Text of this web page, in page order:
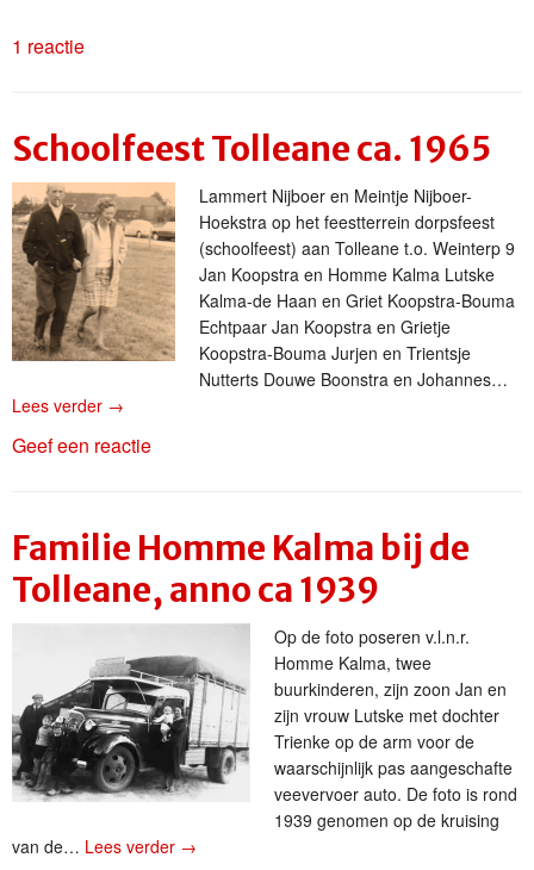
1 reactie
Schoolfeest Tolleane ca. 1965
Lammert Nijboer en Meintje Nijboer-
Hoekstra op het feestterrein dorpsfeest
(schoolfeest) aan Tolleane t.o. Weinterp 9
Jan Koopstra en Homme Kalma Lutske
Kalma-de Haan en Griet Koopstra-Bouma
Echtpaar Jan Koopstra en Grietje
Koopstra-Bouma Jurjen en Trientsje
Nutterts Douwe Boonstra en Johannes…
Lees verder →
Geef een reactie
Familie Homme Kalma bij de
Tolleane, anno ca 1939
Op de foto poseren v.l.n.r.
Homme Kalma, twee
buurkinderen, zijn zoon Jan en
zijn vrouw Lutske met dochter
Trienke op de arm voor de
waarschijnlijk pas aangeschafte
veevervoer auto. De foto is rond
1939 genomen op de kruising
van de… Lees verder →